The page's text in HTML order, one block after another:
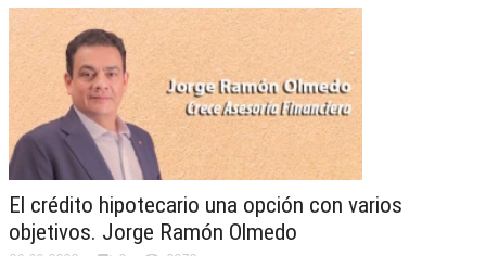
El crédito hipotecario una opción con varios
objetivos. Jorge Ramón Olmedo